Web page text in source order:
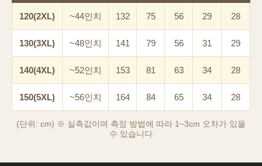
120(2XL) ~44인치 132 75 56 29 28
130(3XL) ~48인치 141 79 56 31 29
140(4XL) ~52인치 153 81 63 34 28
150(5XL) ~56인치 164 84 65 34 28
(단위: cm) ※ 실측값이며 측정 방법에 따라 1~3cm 오차가 있을
수 있습니다